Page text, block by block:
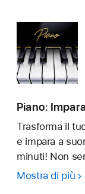
Piano:
Trasforma il
e impara a
minuti! Non
Mostra di più